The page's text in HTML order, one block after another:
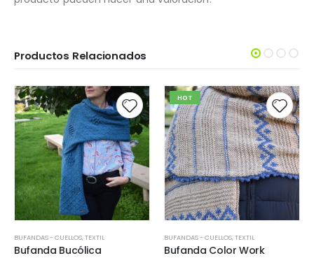
Productos Relacionados
BUFANDAS - CUELLOS,TEXTIL
Bufanda Bucólica
HOT
BUFANDAS - CUELLOS,TEXTIL
Bufanda Color Work